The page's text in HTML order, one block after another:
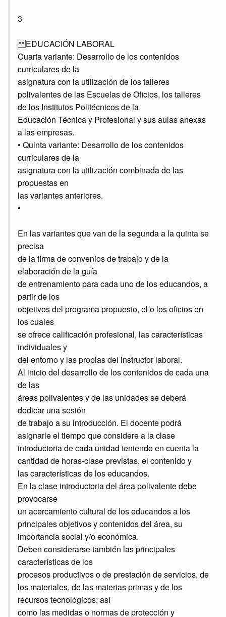
3
EDUCACIÓN LABORAL
Cuarta variante: Desarrollo de los contenidos
curriculares de la
asignatura con la utilización de los talleres
polivalentes de las Escuelas de Oficios, los talleres
de los Institutos Politécnicos de la
Educación Técnica y Profesional y sus aulas anexas
a las empresas.
• Quinta variante: Desarrollo de los contenidos
curriculares de la
asignatura con la utilización combinada de las
propuestas en
las variantes anteriores.
•
En las variantes que van de la segunda a la quinta se
precisa
de la firma de convenios de trabajo y de la
elaboración de la guía
de entrenamiento para cada uno de los educandos, a
partir de los
objetivos del programa propuesto, el o los oficios en
los cuales
se ofrece calificación profesional, las características
individuales y
del entorno y las propias del instructor laboral.
Al inicio del desarrollo de los contenidos de cada una
de las
áreas polivalentes y de las unidades se deberá
dedicar una sesión
de trabajo a su introducción. El docente podrá
asignarle el tiempo que considere a la clase
introductoria de cada unidad teniendo en cuenta la
cantidad de horas-clase previstas, el contenido y
las características de los educandos.
En la clase introductoria del área polivalente debe
provocarse
un acercamiento cultural de los educandos a los
principales objetivos y contenidos del área, su
importancia social y/o económica.
Deben considerarse también las principales
características de los
procesos productivos o de prestación de servicios, de
los materiales, de las materias primas y de los
recursos tecnológicos; así
como las medidas o normas de protección y